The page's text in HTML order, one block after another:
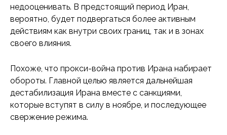
недооценивать. В предстоящий период Иран,
вероятно, будет подвергаться более активным
действиям как внутри своих границ, так и в зонах
своего влияния.
Похоже, что прокси-война против Ирана набирает
обороты. Главной целью является дальнейшая
дестабилизация Ирана вместе с санкциями,
которые вступят в силу в ноябре, и последующее
свержение режима.